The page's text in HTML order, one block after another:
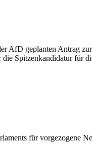
AfD geplanten Antrag
Spitzenkandidatur für
für vorgezogene